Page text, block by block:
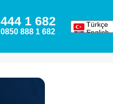
444 1 682
0850 888 1 682
Türkçe
English